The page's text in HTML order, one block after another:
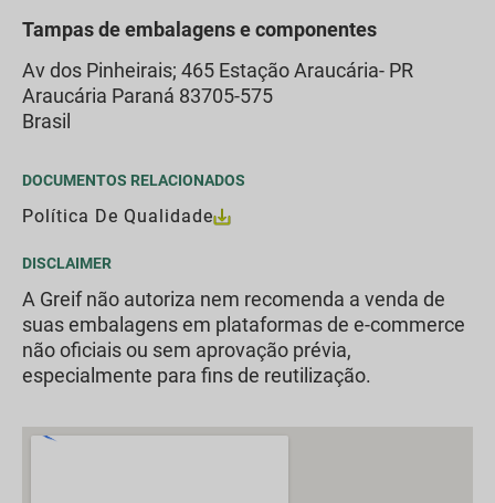
Tampas de embalagens e componentes
Av dos Pinheirais; 465 Estação Araucária- PR
Araucária Paraná 83705-575
Brasil
DOCUMENTOS RELACIONADOS
Política De Qualidade
DISCLAIMER
A Greif não autoriza nem recomenda a venda de
suas embalagens em plataformas de e-commerce
não oficiais ou sem aprovação prévia,
especialmente para fins de reutilização.